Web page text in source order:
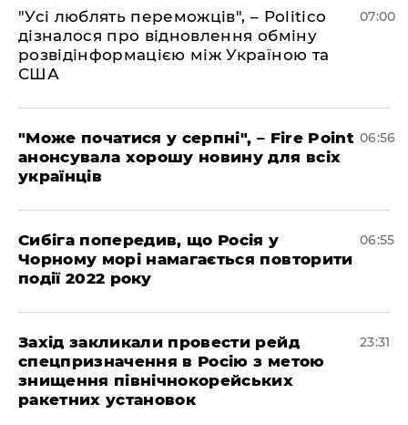
"Усі люблять переможців", – Politico
дізналося про відновлення обміну
розвідінформацією між Україною та
США
07:00
"Може початися у серпні", – Fire Point
анонсувала хорошу новину для всіх
українців
06:56
Сибіга попередив, що Росія у
Чорному морі намагається повторити
події 2022 року
06:55
​Захід закликали провести рейд
спецпризначення в Росію з метою
знищення північнокорейських
ракетних установок
23:31